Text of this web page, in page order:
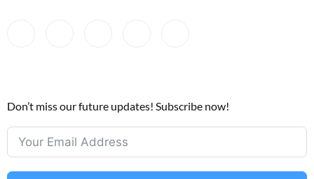
Don’t miss our future updates! Subscribe now!